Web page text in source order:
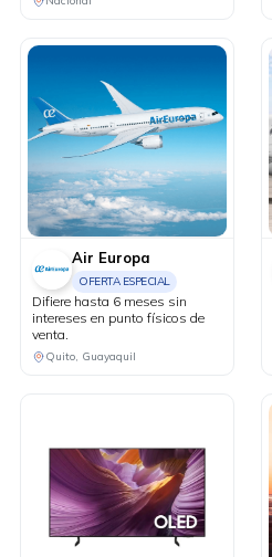
recibe una revisión vehicular
matriculación de tu auto sin
Air Europa
OFERTA ESPECIAL
Difiere hasta 6 meses sin
intereses en punto físicos de
venta.
Quito, Guayaquil